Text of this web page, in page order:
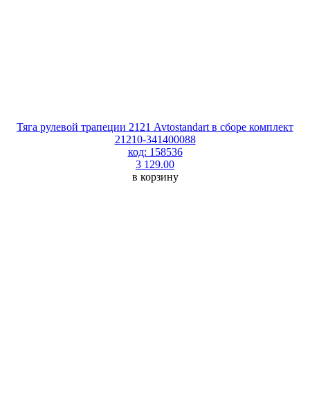
Тяга рулевой трапеции 2121 Avtostandart в сборе комплект
21210-341400088
код: 158536
3 129.00
в корзину